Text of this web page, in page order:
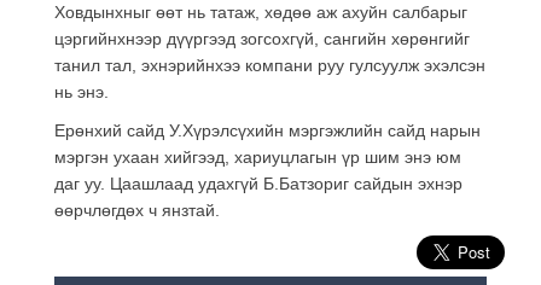
Ховдынхныг өөт нь татаж, хөдөө аж ахуйн салбарыг
цэргийнхнээр дүүргээд зогсохгүй, сангийн хөрөнгийг
танил тал, эхнэрийнхээ компани руу гулсуулж эхэлсэн
нь энэ.
Ерөнхий сайд У.Хүрэлсүхийн мэргэжлийн сайд нарын
мэргэн ухаан хийгээд, хариуцлагын үр шим энэ юм
даг уу. Цаашлаад удахгүй Б.Батзориг сайдын эхнэр
өөрчлөгдөх ч янзтай.